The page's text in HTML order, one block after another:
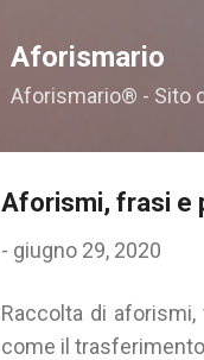
Aforismario
Aforismario® - Sito
Aforismi, frasi e
- giugno 29, 2020
Raccolta di
come il